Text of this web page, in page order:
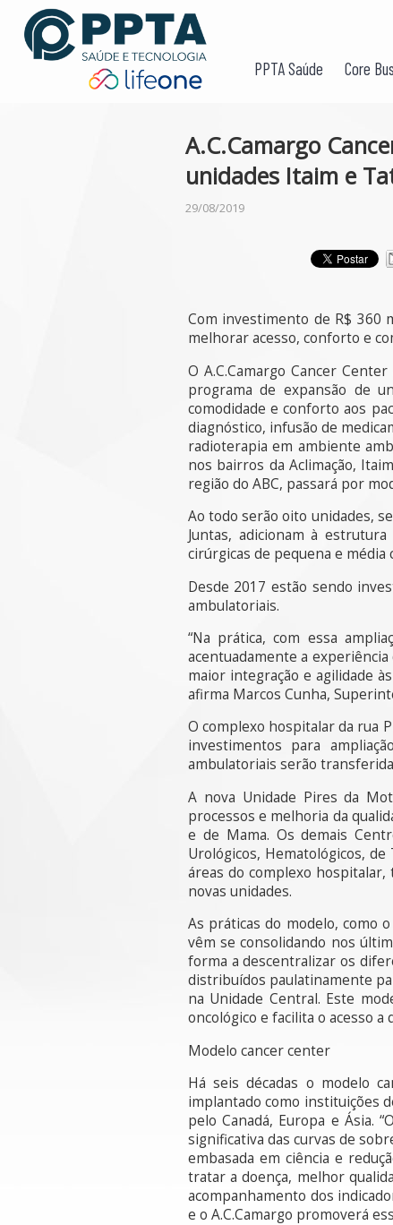
PPTA Saúde Core
A.C.Camargo
unidades Itaim e
29/08/2019
Com investimento de R$ 360
melhorar acesso, conforto e
O A.C.Camargo Cancer
programa de expansão de
comodidade e conforto aos
diagnóstico, infusão de
radioterapia em ambiente
nos bairros da Aclimação,
região do ABC, passará por
Ao todo serão oito unidades,
Juntas, adicionam à
cirúrgicas de pequena e
Desde 2017 estão sendo
ambulatoriais.
“Na prática, com essa
acentuadamente a
maior integração e agilidade
afirma Marcos Cunha,
O complexo hospitalar da rua
investimentos para
ambulatoriais serão
A nova Unidade Pires da
processos e melhoria da
e de Mama. Os demais
Urológicos, Hematológicos,
áreas do complexo
novas unidades.
As práticas do modelo, como
vêm se consolidando nos
forma a descentralizar os
distribuídos paulatinamente
na Unidade Central. Este
oncológico e facilita o acesso a
Modelo cancer center
Há seis décadas o modelo
implantado como instituições
pelo Canadá, Europa e Ásia.
significativa das curvas de
embasada em ciência e
tratar a doença, melhor
acompanhamento dos
e o A.C.Camargo promoverá